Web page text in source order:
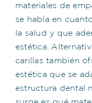
materiales de
se habla en
la salud y que
estética.
carillas también
estética que se
estructura dental